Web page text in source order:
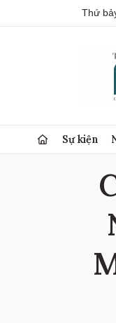
Thứ
Sự kiện